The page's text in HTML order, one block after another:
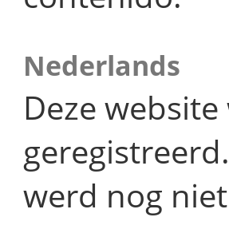
Nederlands
Deze
werd nog